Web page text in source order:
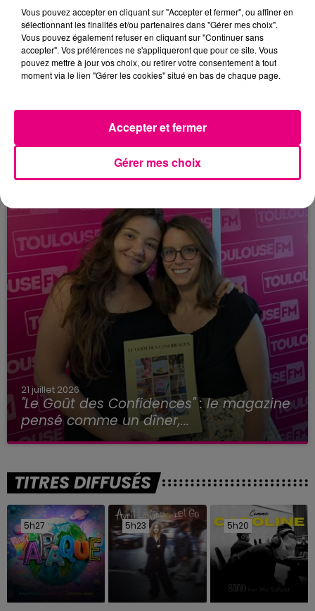
reporté au premier semestre 2027
21 juillet 2026
"Le Goût des Confidences" : le magazine
pensé comme un dîner,...
TITRES DIFFUSÉS
5h27
5h27 5h23
5h23 5h20
5h20
Vous pouvez accepter en cliquant sur "Accepter et fermer", ou affiner en
sélectionnant les finalités et/ou partenaires dans "Gérer mes choix".
Vous pouvez également refuser en cliquant sur "Continuer sans
accepter". Vos préférences ne s'appliqueront que pour ce site. Vous
pouvez mettre à jour vos choix, ou retirer votre consentement à tout
moment via le lien "Gérer les cookies" situé en bas de chaque page.
Gérer mes choix
Accepter et fermer